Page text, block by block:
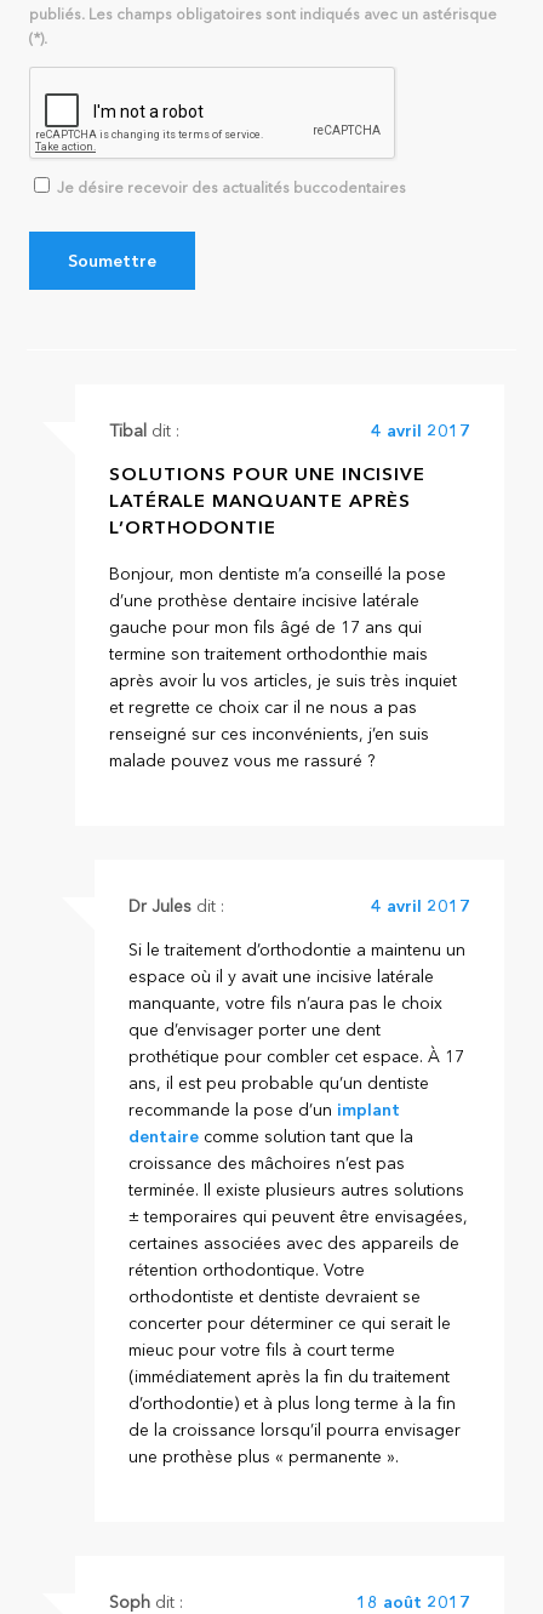
publiés. Les champs obligatoires sont indiqués avec un astérisque
(*).
Je désire recevoir des actualités buccodentaires
Tibal dit : 4 avril 2017
SOLUTIONS POUR UNE INCISIVE
LATÉRALE MANQUANTE APRÈS
L’ORTHODONTIE
Bonjour, mon dentiste m’a conseillé la pose
d’une prothèse dentaire incisive latérale
gauche pour mon fils âgé de 17 ans qui
termine son traitement orthodonthie mais
après avoir lu vos articles, je suis très inquiet
et regrette ce choix car il ne nous a pas
renseigné sur ces inconvénients, j’en suis
malade pouvez vous me rassuré ?
Dr Jules dit : 4 avril 2017
Si le traitement d’orthodontie a maintenu un
espace où il y avait une incisive latérale
manquante, votre fils n’aura pas le choix
que d’envisager porter une dent
prothétique pour combler cet espace. À 17
ans, il est peu probable qu’un dentiste
recommande la pose d’un implant
dentairecomme solution tant que la
croissance des mâchoires n’est pas
terminée. Il existe plusieurs autres solutions
± temporaires qui peuvent être envisagées,
certaines associées avec des appareils de
rétention orthodontique. Votre
orthodontiste et dentiste devraient se
concerter pour déterminer ce qui serait le
mieuc pour votre fils à court terme
(immédiatement après la fin du traitement
d’orthodontie) et à plus long terme à la fin
de la croissance lorsqu’il pourra envisager
une prothèse plus « permanente ».
Soph dit : 18 août 2017